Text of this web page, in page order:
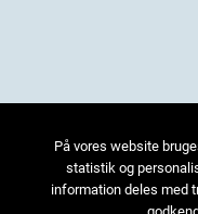
På vores website
statistik og
information deles med